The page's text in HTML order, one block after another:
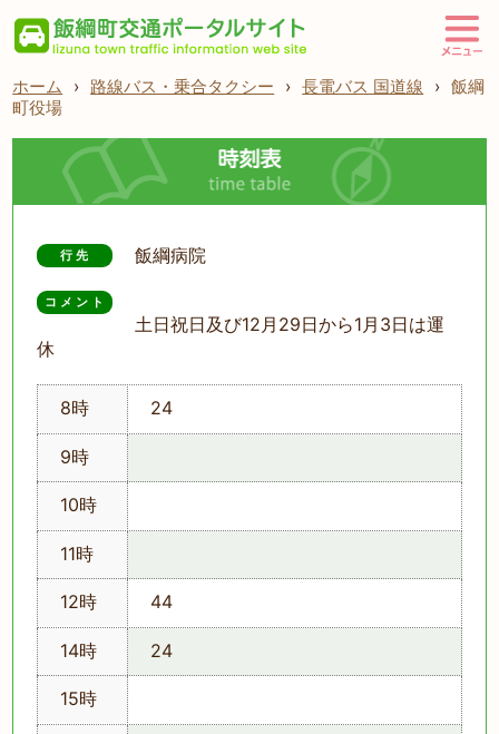
ホーム › 路線バス・乗合タクシー › 長電バス 国道線 › 飯綱
町役場
行先 飯綱病院
コメント
土日祝日及び12月29日から1月3日は運
休
8時 24
9時
10時
11時
12時 44
14時 24
15時